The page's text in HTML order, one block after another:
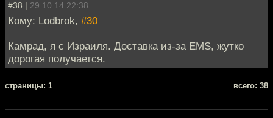
#38 | 29.10.14 22:38
Кому: Lodbrok, #30
Камрад, я с Израиля. Доставка из-за EMS, жутко
дорогая получается.
cтраницы: 1 всего: 38